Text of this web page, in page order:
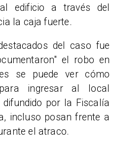
edificio a través del
la caja fuerte.
del caso fue
el robo en
se puede ver cómo
ingresar al local
por la Fiscalía
incluso posan frente a
el atraco.